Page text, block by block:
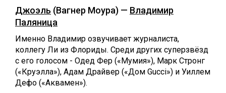
Джоэль (Вагнер Моура) — Владимир
Паляница
Именно Владимир озвучивает журналиста,
коллегу Ли из Флориды. Среди других суперзвёзд
с его голосом - Одед Фер («Мумия»), Марк Стронг
(«Круэлла»), Адам Драйвер («Дом Gucci») и Уиллем
Дефо («Аквамен»).